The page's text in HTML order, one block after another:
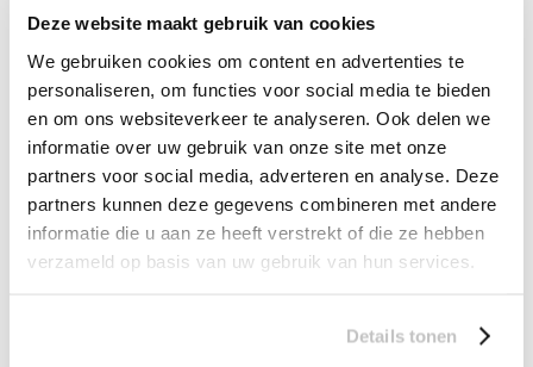
Deze website maakt gebruik van cookies
We gebruiken cookies om content en advertenties te
personaliseren, om functies voor social media te bieden
en om ons websiteverkeer te analyseren. Ook delen we
informatie over uw gebruik van onze site met onze
partners voor social media, adverteren en analyse. Deze
partners kunnen deze gegevens combineren met andere
informatie die u aan ze heeft verstrekt of die ze hebben
verzameld op basis van uw gebruik van hun services.
Details tonen
SALE Tuin
SALE Recreatie
SALE Outdoor
SALE Wintersport
SALE Schaatsen
(bij verzending via Pakketdienst tot 10 kg)*